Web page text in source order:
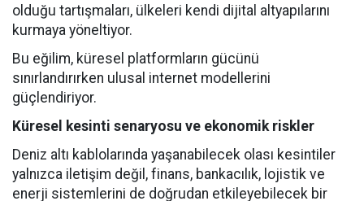
olduğu tartışmaları, ülkeleri kendi dijital altyapılarını
kurmaya yöneltiyor.
Bu eğilim, küresel platformların gücünü
sınırlandırırken ulusal internet modellerini
güçlendiriyor.
Küresel kesinti senaryosu ve ekonomik riskler
Deniz altı kablolarında yaşanabilecek olası kesintiler
yalnızca iletişim değil, finans, bankacılık, lojistik ve
enerji sistemlerini de doğrudan etkileyebilecek bir